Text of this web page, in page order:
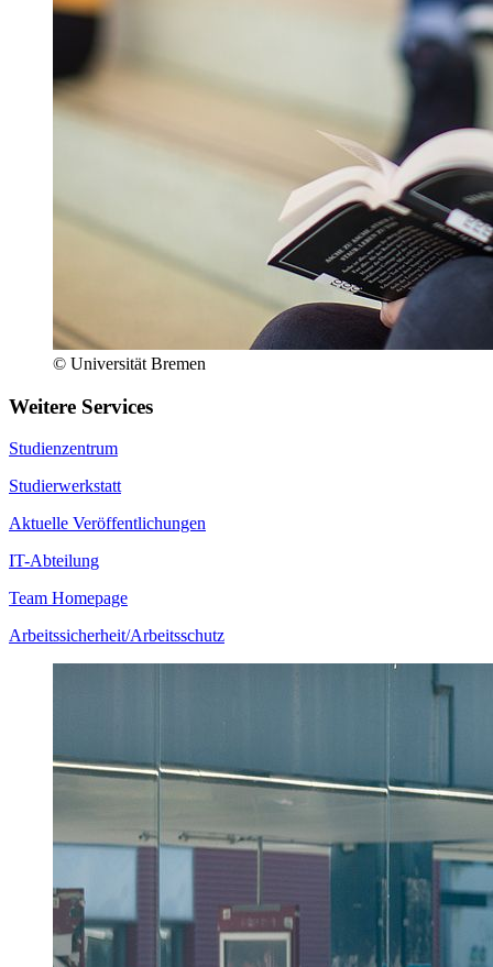
© Universität Bremen
Weitere Services
Studienzentrum
Studierwerkstatt
Aktuelle Veröffentlichungen
IT-Abteilung
Team Homepage
Arbeitssicherheit/Arbeitsschutz